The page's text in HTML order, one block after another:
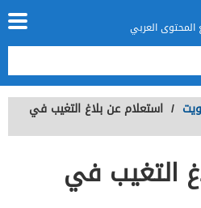
المحتوى العربي
/ استعلام عن بلاغ التغيب في
التغيب في